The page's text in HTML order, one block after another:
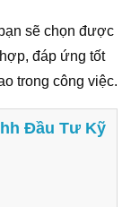
sẽ chọn được
đáp ứng tốt
trong công việc.
Đầu Tư Kỹ